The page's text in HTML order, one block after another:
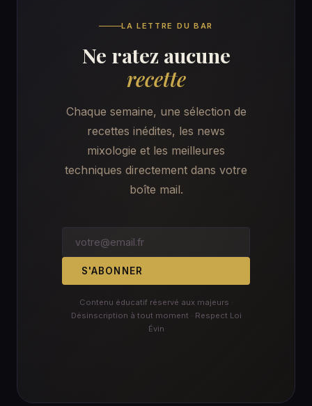
LA LETTRE DU BAR
Ne ratez aucune
recette
Chaque semaine, une sélection de
recettes inédites, les news
mixologie et les meilleures
techniques directement dans votre
boîte mail.
S'ABONNER
Contenu éducatif réservé aux majeurs ·
Désinscription à tout moment · Respect Loi
Évin